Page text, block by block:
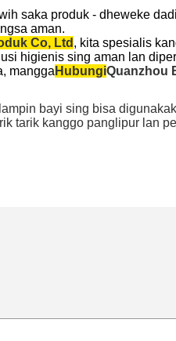
saka produk - dheweke
aman.
Co, Ltd , kita spesialis
higienis sing aman lan
mangga HubungiQuanzhou
bayi sing bisa
tarik kanggo panglipur lan